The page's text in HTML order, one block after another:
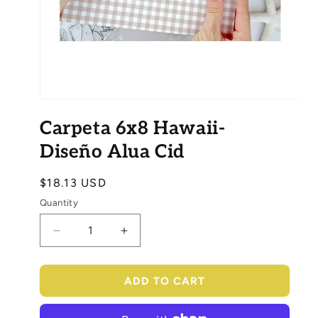
1
in
modal
Carpeta 6x8 Hawaii-
Diseño Alua Cid
SKU:
Regular
price
$18.13 USD
Quantity
Decrease
quantity
for
6x8
Increase
quantity
for
Carpeta
6x8
ADD TO CART